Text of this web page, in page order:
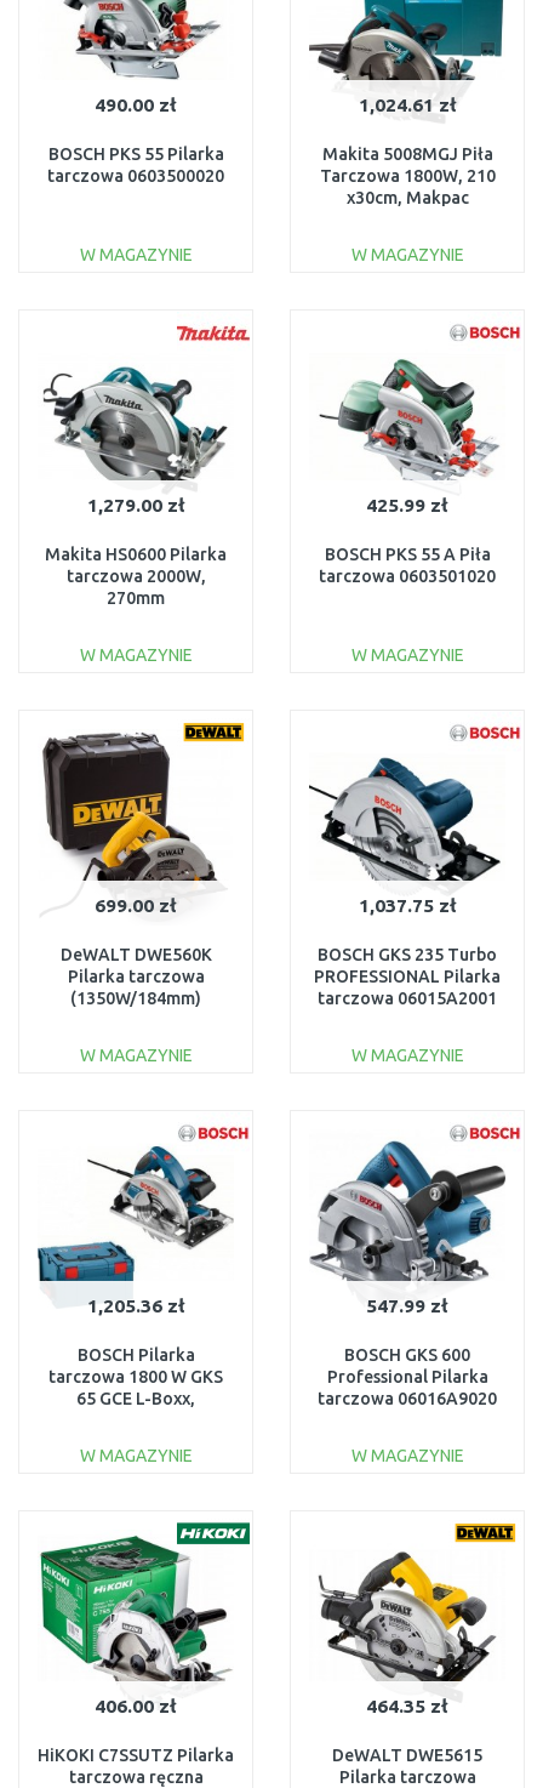
490.00 zł
BOSCH PKS 55 Pilarka
tarczowa 0603500020
W MAGAZYNIE
Do porównania
1,024.61 zł
Makita 5008MGJ Piła
Tarczowa 1800W, 210
x30cm, Makpac
W MAGAZYNIE
Do porównania
1,279.00 zł
Makita HS0600 Pilarka
tarczowa 2000W,
270mm
W MAGAZYNIE
Do porównania
425.99 zł
BOSCH PKS 55 A Piła
tarczowa 0603501020
W MAGAZYNIE
Do porównania
699.00 zł
DeWALT DWE560K
Pilarka tarczowa
(1350W/184mm)
W MAGAZYNIE
Do porównania
1,037.75 zł
BOSCH GKS 235 Turbo
PROFESSIONAL Pilarka
tarczowa 06015A2001
W MAGAZYNIE
Do porównania
1,205.36 zł
BOSCH Pilarka
tarczowa 1800 W GKS
65 GCE L-Boxx,
W MAGAZYNIE
Do porównania
547.99 zł
BOSCH GKS 600
Professional Pilarka
tarczowa 06016A9020
W MAGAZYNIE
Do porównania
406.00 zł
HiKOKI C7SSUTZ Pilarka
tarczowa ręczna
464.35 zł
DeWALT DWE5615
Pilarka tarczowa